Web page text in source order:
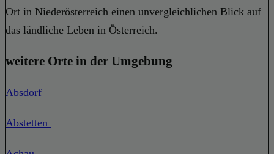
Ort in Niederösterreich einen unvergleichlichen Blick auf
das ländliche Leben in Österreich.
weitere Orte in der Umgebung
Absdorf
Abstetten